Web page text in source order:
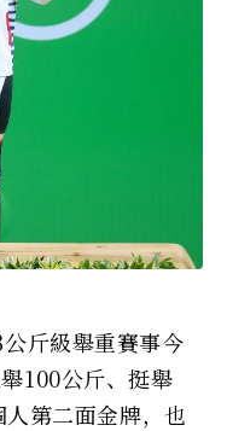
斤級舉重賽事今
100公斤、挺舉
第二面金牌，也